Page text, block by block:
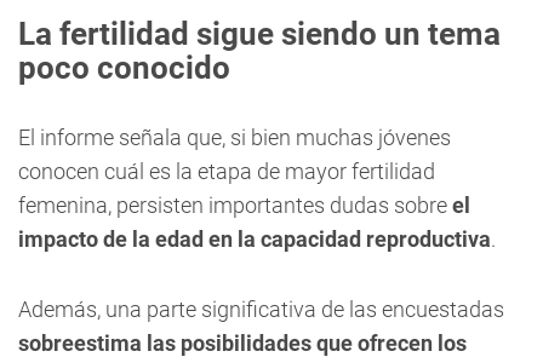
La fertilidad sigue siendo un tema
poco conocido
El informe señala que, si bien muchas jóvenes
conocen cuál es la etapa de mayor fertilidad
femenina, persisten importantes dudas sobreel
impacto de la edad en la capacidad reproductiva.
Además, una parte significativa de las encuestadas
sobreestima las posibilidades que ofrecen los